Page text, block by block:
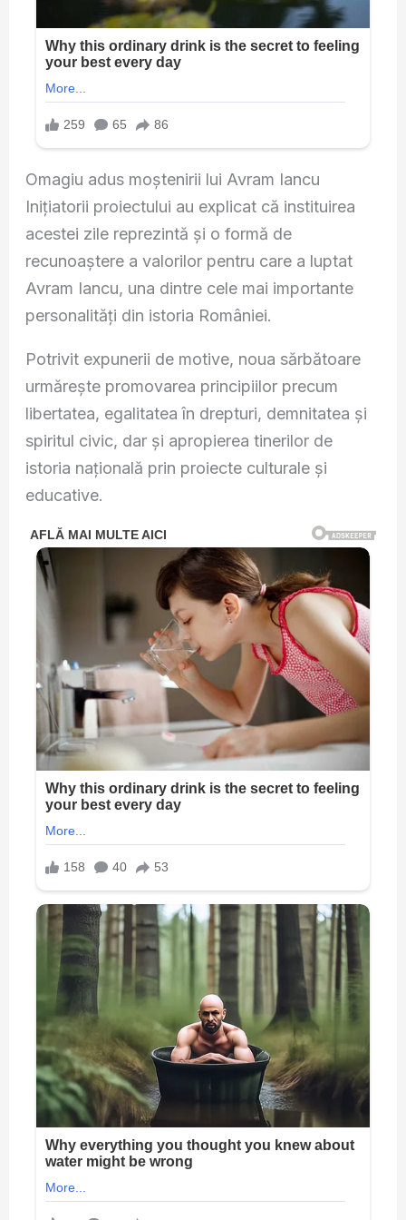
Omagiu adus moștenirii lui Avram Iancu
Inițiatorii proiectului au explicat că instituirea
acestei zile reprezintă și o formă de
recunoaștere a valorilor pentru care a luptat
Avram Iancu, una dintre cele mai importante
personalități din istoria României.
Potrivit expunerii de motive, noua sărbătoare
urmărește promovarea principiilor precum
libertatea, egalitatea în drepturi, demnitatea și
spiritul civic, dar și apropierea tinerilor de
istoria națională prin proiecte culturale și
educative.